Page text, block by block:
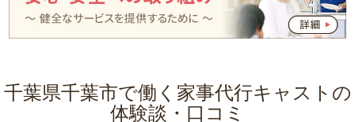
千葉県千葉市で働く家事代行キャストの
体験談・口コミ